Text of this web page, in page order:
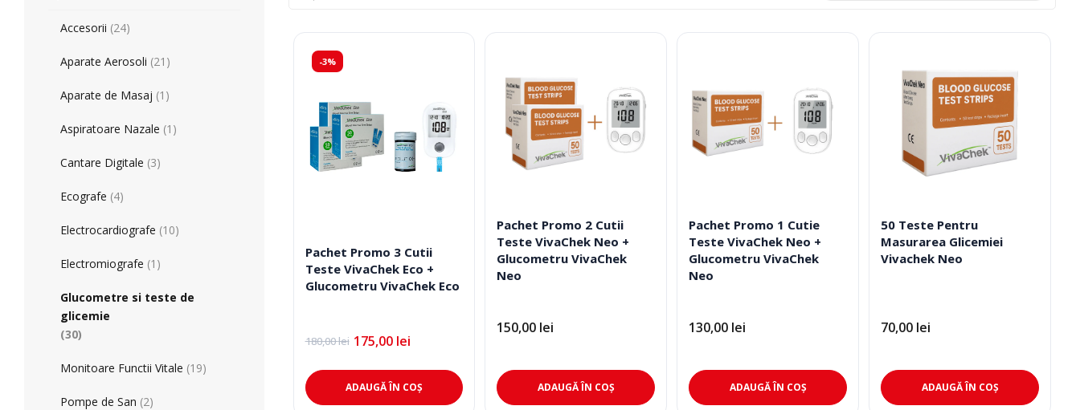
Unitate Aspiratie
Cantare Digitale
Stetoscoape
Pompe de San
Aparate de Masaj
Echipamente Pentru Cabinet/Salon Recuperare Si Reabilitare Medicala Mobilier Cabinete Medicale Ciorapi Compresivi
Produse Pentru Mama Si Bebe
Teste Rapide De Autotestare
evaluarea
-3%
Pachet Promo 3 Cutii
Teste VivaChek Eco +
Glucometru VivaChek Eco
180,00lei
Prețul
a
fost:
180,00 lei.
175,00 lei
Prețul
este:
175,00 lei.ADAUGĂ ÎN COȘ
Pachet Promo 2 Cutii
Teste VivaChek Neo +
Glucometru VivaChek
Neo
150,00 lei
ADAUGĂ ÎN COȘ
Pachet Promo 1 Cutie
Teste VivaChek Neo +
Glucometru VivaChek
Neo
130,00 lei
ADAUGĂ ÎN COȘ
50 Teste Pentru
Masurarea Glicemiei
Vivachek Neo
70,00 lei
ADAUGĂ ÎN COȘ
Accesorii (24)
Aparate Aerosoli (21)
Aparate de Masaj (1)
Aspiratoare Nazale (1)
Cantare Digitale (3)
Ecografe (4)
Electrocardiografe (10)
Electromiografe (1)
Glucometre si teste de
glicemie
(30)
Monitoare Functii Vitale (19)
Pompe de San (2)